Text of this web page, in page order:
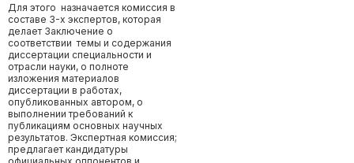
Для этого назначается комиссия в
составе 3-х экспертов, которая
делает Заключение о
соответствии темы и содержания
диссертации специальности и
отрасли науки, о полноте
изложения материалов
диссертации в работах,
опубликованных автором, о
выполнении требований к
публикациям основных научных
результатов. Экспертная комиссия;
предлагает кандидатуры